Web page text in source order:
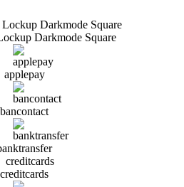
Darkmode Square
applepay
bancontact
creditcards